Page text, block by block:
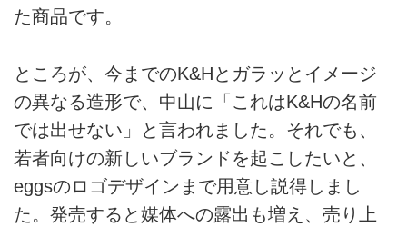
た商品です。
ところが、今までのK&Hとガラッとイメージ
の異なる造形で、中山に「これはK&Hの名前
では出せない」と言われました。それでも、
若者向けの新しいブランドを起こしたいと、
eggsのロゴデザインまで用意し説得しまし
た。発売すると媒体への露出も増え、売り上